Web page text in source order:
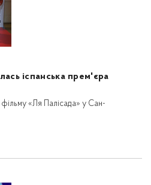
іспанська прем'єра
«Ля Палісада» у Сан-